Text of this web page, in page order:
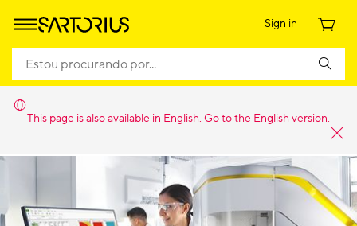
Sign in
This page is also available in English. Go to the English version.